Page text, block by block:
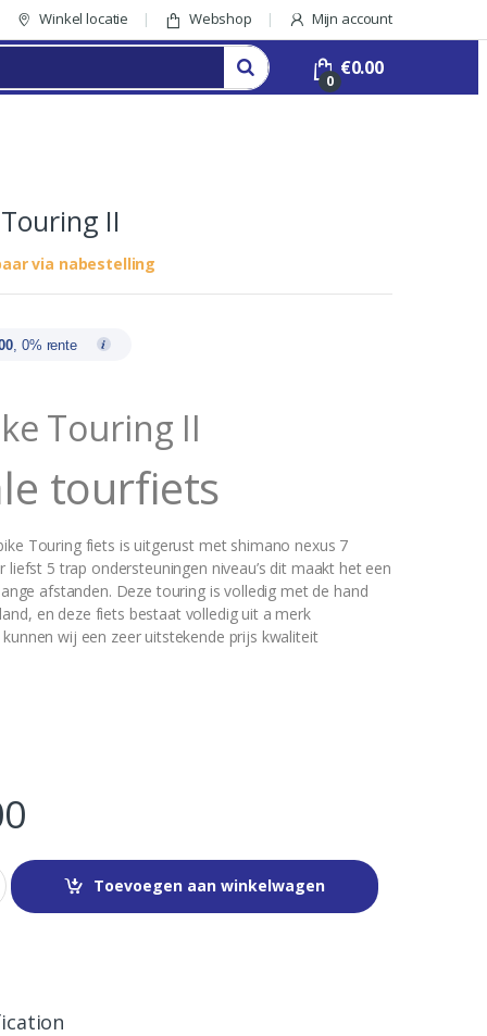
Winkel locatie Webshop Mijn account
0
€0.00
II
via nabestelling
, 0% rente
Touring II
tourfiets
Touring fiets is uitgerust met shimano nexus 7
liefst 5 trap ondersteuningen niveau’s dit maakt het een
afstanden. Deze touring is volledig met de hand
en deze fiets bestaat volledig uit a merk
wij een zeer uitstekende prijs kwaliteit
Toevoegen aan winkelwagen